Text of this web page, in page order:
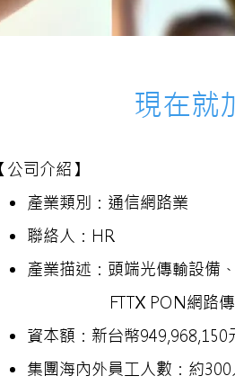
現在就
【公司介紹】
產業類別：通信網路業
聯絡人：HR
產業描述：頭端光傳輸設備
FTTX PON網路
資本額：新台幣949,968,150
集團海內外員工人數：約300